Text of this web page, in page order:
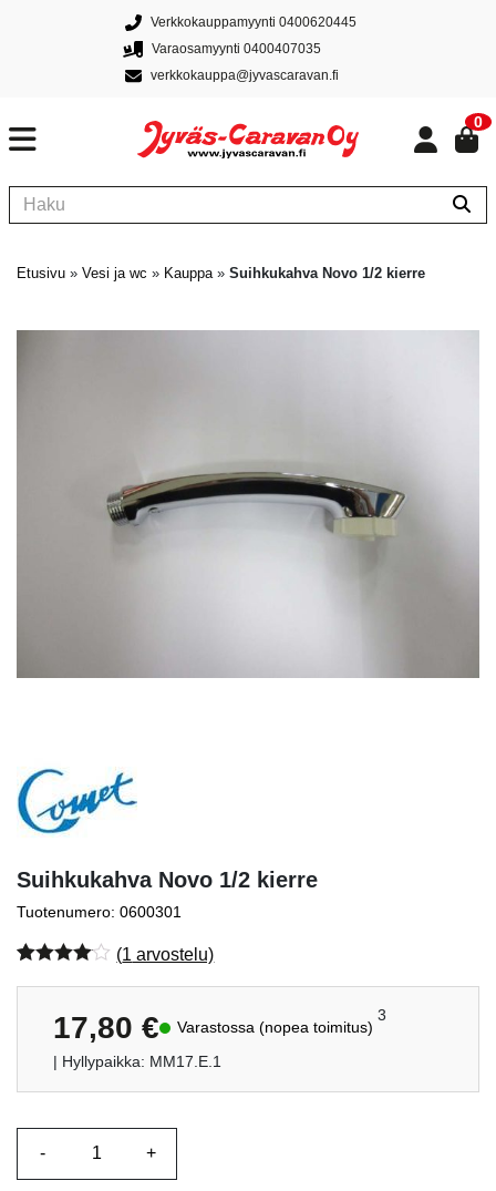
Verkkokauppamyynti 0400620445
Varaosamyynti 0400407035
verkkokauppa@jyvascaravan.fi
0
Etusivu » Vesi ja wc » Kauppa» Suihkukahva Novo 1/2 kierre
Suihkukahva Novo 1/2 kierre
Tuotenumero: 0600301
perustuen
asiakkaan
arvotukseen.
(1 arvostelu)
17,80 € Varastossa (nopea toimitus)
3
| Hyllypaikka: MM17.E.1